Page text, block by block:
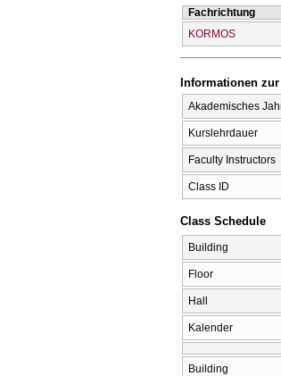
Fachrichtung
KORMOS
Informationen
Akademisches
Kurslehrdauer
Faculty Instructors
Class ID
Class Schedule
Building
Floor
Hall
Kalender
Building